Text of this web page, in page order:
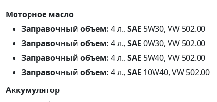
Моторное масло
Заправочный объем: 4 л., SAE 5W30, VW 502.00
Заправочный объем: 4 л., SAE 0W30, VW 502.00
Заправочный объем: 4 л., SAE 5W40, VW 502.00
Заправочный объем: 4 л., SAE 10W40, VW 502.00
Аккумулятор